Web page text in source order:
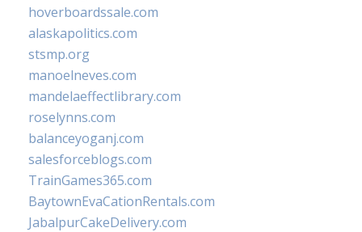
hoverboardssale.com
alaskapolitics.com
stsmp.org
manoelneves.com
mandelaeffectlibrary.com
roselynns.com
balanceyoganj.com
salesforceblogs.com
TrainGames365.com
BaytownEvaCationRentals.com
JabalpurCakeDelivery.com